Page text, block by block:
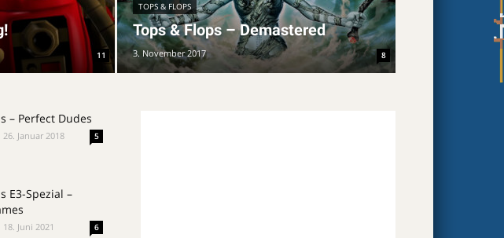
11
TOPS & FLOPS
Tops & Flops – Demastered
8
3. November 2017
– Perfect Dudes
26. Januar 2018 5
E3-Spezial –
18. Juni 2021 6